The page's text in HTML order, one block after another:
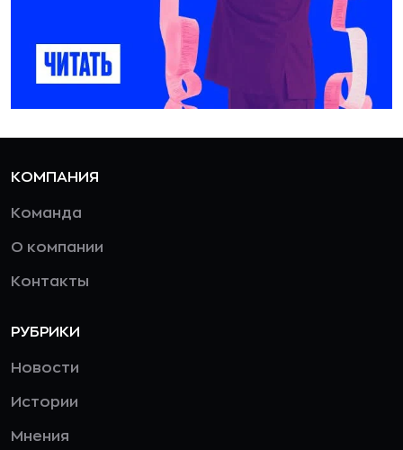
КОМПАНИЯ
Команда
О компании
Контакты
РУБРИКИ
Новости
Истории
Мнения